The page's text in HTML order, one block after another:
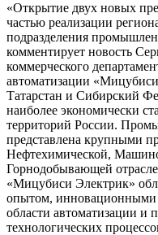
«Открытие двух новых
частью реализации
подразделения
комментирует новость
коммерческого
автоматизации
Татарстан и Сибирский
наиболее экономически
территорий России.
представлена крупными
Нефтехимической,
Горнодобывающей
«Мицубиси Электрик»
опытом, инновационными
области автоматизации и
технологических